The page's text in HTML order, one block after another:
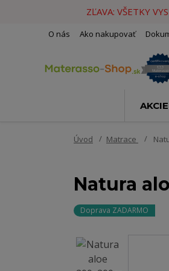
ZĽAVA: VŠETKY
O nás Ako nakupovať
AKCIE
Úvod Matrace
Natura
Doprava ZADARMO